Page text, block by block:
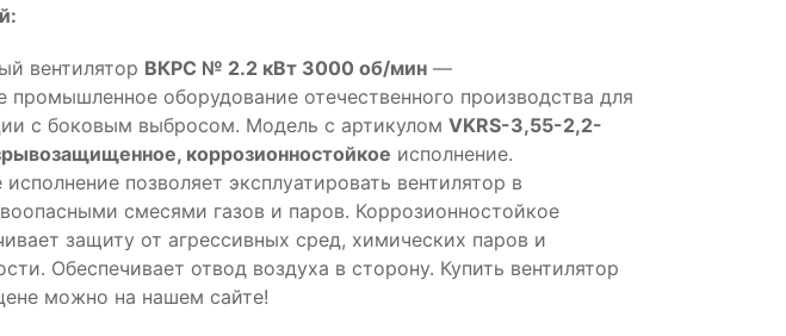
вентилятор ВКРС № 2.2 кВт 3000 об/мин —
промышленное оборудование отечественного производства для
с боковым выбросом. Модель с артикулом VKRS-3,55-2,2-
коррозионностойкое исполнение.
позволяет эксплуатировать вентилятор в
смесями газов и паров. Коррозионностойкое
защиту от агрессивных сред, химических паров и
Обеспечивает отвод воздуха в сторону. Купить вентилятор
можно на нашем сайте!